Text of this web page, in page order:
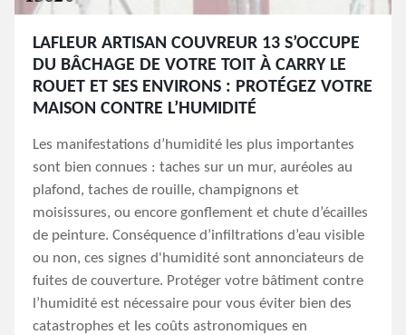
LAFLEUR ARTISAN COUVREUR 13 S’OCCUPE
DU BÂCHAGE DE VOTRE TOIT À CARRY LE
ROUET ET SES ENVIRONS : PROTÉGEZ VOTRE
MAISON CONTRE L’HUMIDITÉ
Les manifestations d’humidité les plus importantes
sont bien connues : taches sur un mur, auréoles au
plafond, taches de rouille, champignons et
moisissures, ou encore gonflement et chute d’écailles
de peinture. Conséquence d’infiltrations d’eau visible
ou non, ces signes d'humidité sont annonciateurs de
fuites de couverture. Protéger votre bâtiment contre
l’humidité est nécessaire pour vous éviter bien des
catastrophes et les coûts astronomiques en